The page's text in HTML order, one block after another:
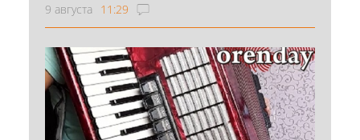
9 августа 11:29